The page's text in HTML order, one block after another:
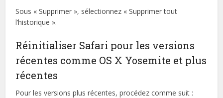
Sous « Supprimer », sélectionnez « Supprimer tout
l’historique ».
Réinitialiser Safari pour les versions
récentes comme OS X Yosemite et plus
récentes
Pour les versions plus récentes, procédez comme suit :